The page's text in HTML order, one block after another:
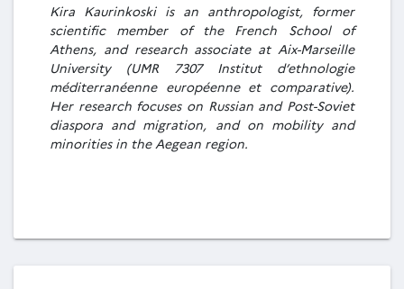
Kira Kaurinkoski is an anthropologist, former
scientific member of the French School of
Athens, and research associate at Aix-Marseille
University (UMR 7307 Institut d’ethnologie
méditerranéenne européenne et comparative).
Her research focuses on Russian and Post-Soviet
diaspora and migration, and on mobility and
minorities in the Aegean region.